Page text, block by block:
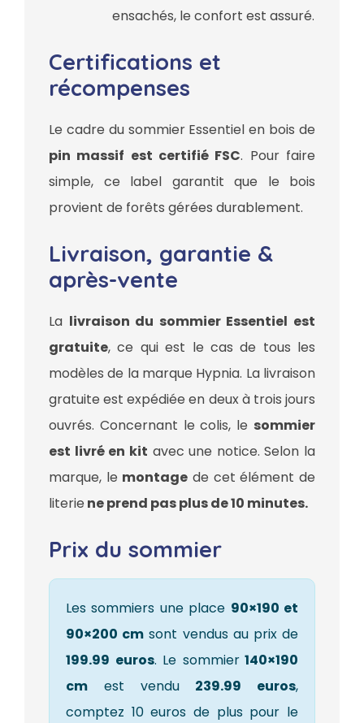
ensachés, le confort est assuré.
Certifications et
récompenses
Le cadre du sommier Essentiel en bois de
pin massif est certifié FSC. Pour faire
simple, ce label garantit que le bois
provient de forêts gérées durablement.
Livraison, garantie &
après-vente
La livraison du sommier Essentiel est
gratuite, ce qui est le cas de tous les
modèles de la marque Hypnia. La livraison
gratuite est expédiée en deux à trois jours
ouvrés. Concernant le colis, le sommier
est livré en kit avec une notice. Selon la
marque, le montage de cet élément de
literie ne prend pas plus de 10 minutes.
Prix du sommier
Les sommiers une place 90×190 et
90×200 cm sont vendus au prix de
199.99 euros. Le sommier140×190
cm est vendu 239.99 euros,
comptez 10 euros de plus pour le